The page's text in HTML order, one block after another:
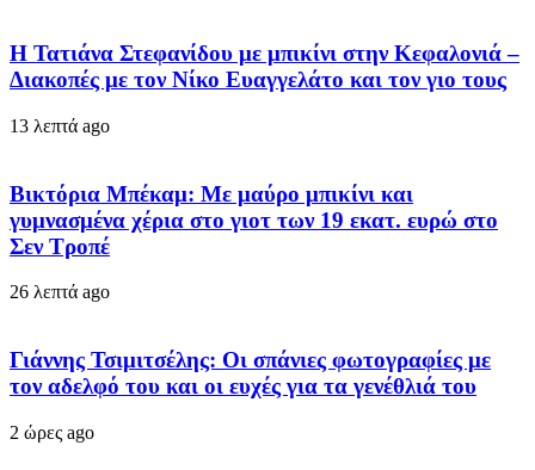
Η Τατιάνα Στεφανίδου με μπικίνι στην Κεφαλονιά –
Διακοπές με τον Νίκο Ευαγγελάτο και τον γιο τους
13 λεπτά ago
Βικτόρια Μπέκαμ: Με μαύρο μπικίνι και
γυμνασμένα χέρια στο γιοτ των 19 εκατ. ευρώ στο
Σεν Τροπέ
26 λεπτά ago
Γιάννης Τσιμιτσέλης: Οι σπάνιες φωτογραφίες με
τον αδελφό του και οι ευχές για τα γενέθλιά του
2 ώρες ago